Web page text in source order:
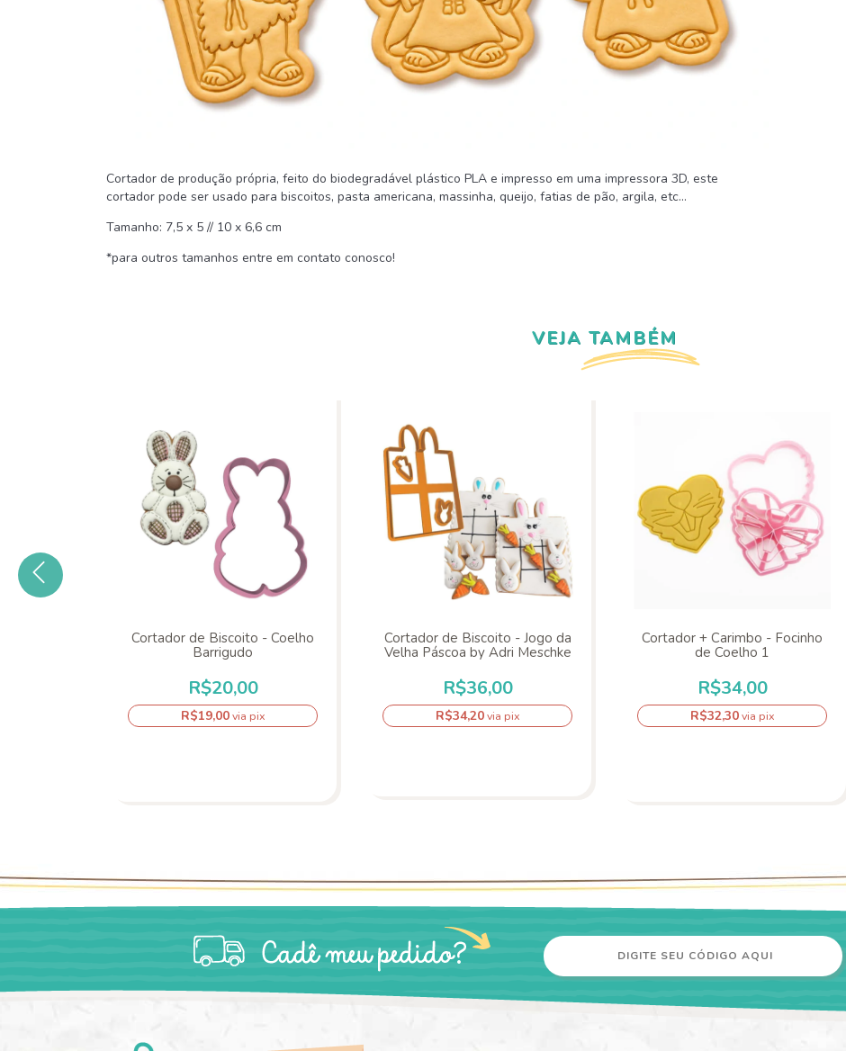
Cortador de produção própria, feito do biodegradável plástico PLA e impresso em uma impressora 3D, este
cortador pode ser usado para biscoitos, pasta americana, massinha, queijo, fatias de pão, argila, etc...
Tamanho: 7,5 x 5 // 10 x 6,6 cm
*para outros tamanhos entre em contato conosco!
VEJA TAMBÉM
Cortador de Biscoito - Coelho
Barrigudo
R$20,00
R$19,00via pix
Cortador de Biscoito - Jogo da
Velha Páscoa by Adri Meschke
R$36,00
R$34,20via pix
Cortador + Carimbo - Focinho
de Coelho 1
R$34,00
R$32,30via pix